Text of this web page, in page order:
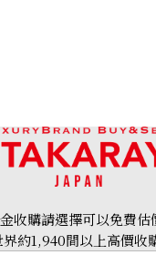
收購請選擇可以免費估
界約1,940間以上高價收